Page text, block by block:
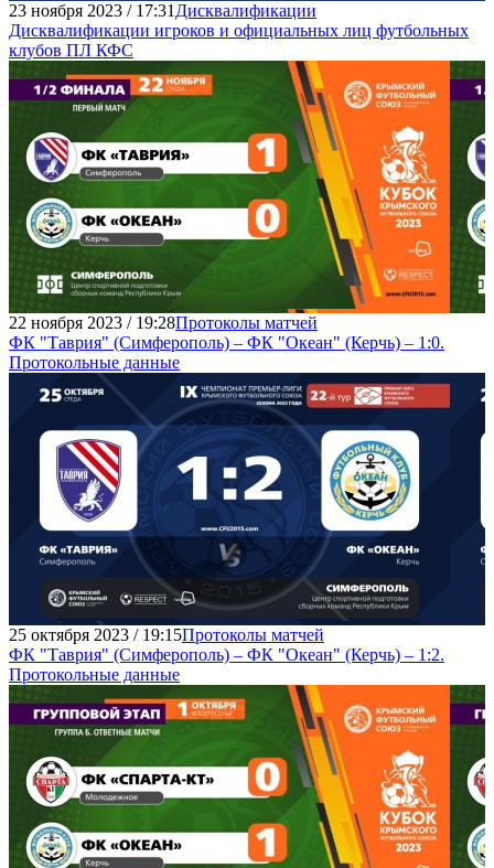
23 ноября 2023 / 17:31 Дисквалификации
Дисквалификации игроков и официальных лиц футбольных
клубов ПЛ КФС
22 ноября 2023 / 19:28Протоколы матчей
ФК "Таврия" (Симферополь) – ФК "Океан" (Керчь) – 1:0.
Протокольные данные
25 октября 2023 / 19:15Протоколы матчей
ФК "Таврия" (Симферополь) – ФК "Океан" (Керчь) – 1:2.
Протокольные данные